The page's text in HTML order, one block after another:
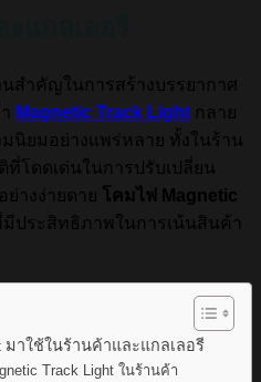
สำคัญในการสร้างบรรยากาศ
Magnetic Track Light กลาย
มนิยมอย่างแพร่หลาย ทั้งในร้าน
โดดเด่นในการปรับเปลี่ยน
างง่ายดาย โคมไฟ Magnetic
มีประสิทธิภาพในการเน้นสินค้า
มาใช้ในร้านค้าและแกลเลอรี
Track Light ในร้านค้า